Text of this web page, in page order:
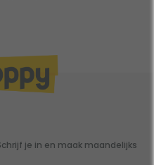
je in en maak maandelijks